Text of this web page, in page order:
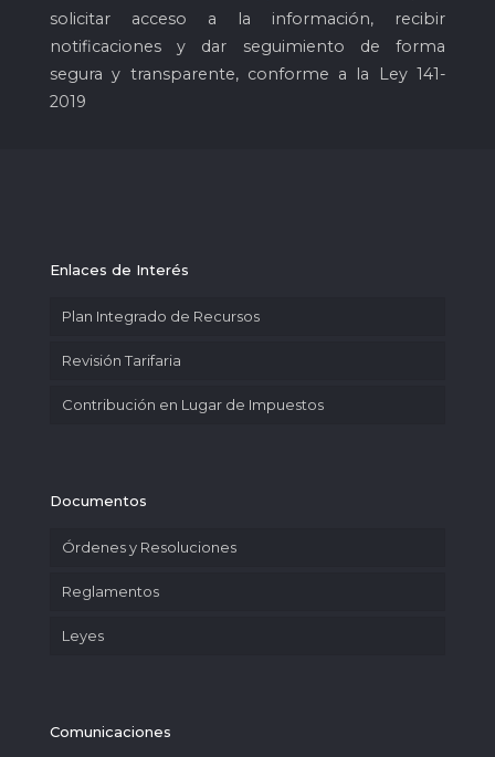
solicitar acceso a la información, recibir
notificaciones y dar seguimiento de forma
segura y transparente, conforme a la Ley 141-
2019
Enlaces de Interés
Plan Integrado de Recursos
Revisión Tarifaria
Contribución en Lugar de Impuestos
Documentos
Órdenes y Resoluciones
Reglamentos
Leyes
Comunicaciones